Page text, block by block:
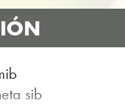
partitura se
(fácil a medio).
por banda
utilizando la
sib